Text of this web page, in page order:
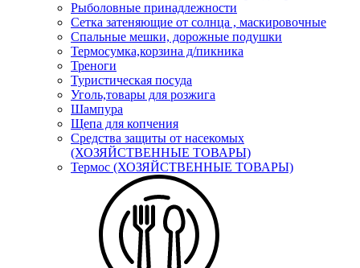
Рыболовные принадлежности
Сетка затеняющие от солнца , маскировочные
Спальные мешки, дорожные подушки
Термосумка,корзина д/пикника
Треноги
Туристическая посуда
Уголь,товары для розжига
Шампура
Щепа для копчения
Средства защиты от насекомых
(ХОЗЯЙСТВЕННЫЕ ТОВАРЫ)
Термос (ХОЗЯЙСТВЕННЫЕ ТОВАРЫ)